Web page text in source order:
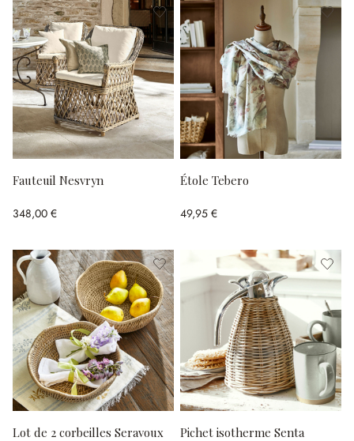
Fauteuil Nesvryn
348,00 €
Étole Tebero
49,95 €
Lot de 2 corbeilles Seravoux Pichet isotherme Senta